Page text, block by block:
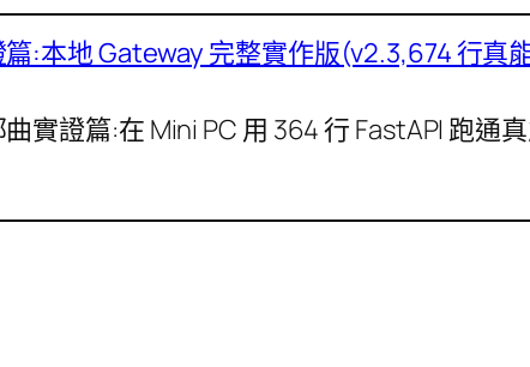
:本地 Gateway 完整實作版(v2.3,674 行真
實證篇:在 Mini PC 用 364 行 FastAPI 跑通